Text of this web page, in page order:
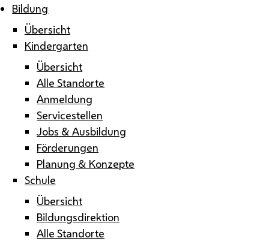
Bildung
Übersicht
Kindergarten
Übersicht
Alle Standorte
Anmeldung
Servicestellen
Jobs & Ausbildung
Förderungen
Planung & Konzepte
Schule
Übersicht
Bildungsdirektion
Alle Standorte